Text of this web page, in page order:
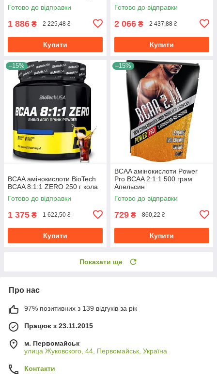
Готово до відправки
1 886 ₴ 2 225,48 ₴
Купити
Готово до відправки
2 066 ₴ 2 437,88 ₴
Купити
–15%
BCAA амінокислоти BioTech
BCAA 8:1:1 ZERO 250 г кола
Готово до відправки
1 375 ₴ 1 622,50 ₴
Купити
–15%
BCAA амінокислоти Power
Pro BCAA 2:1:1 500 грам
Апельсин
Готово до відправки
729 ₴ 860,22 ₴
Купити
Показати ще
Про нас
97% позитивних з 139 відгуків за рік
Працює з 23.11.2015
м. Первомайськ
улица Жуковского, 44, Первомайськ, Україна
Контакти